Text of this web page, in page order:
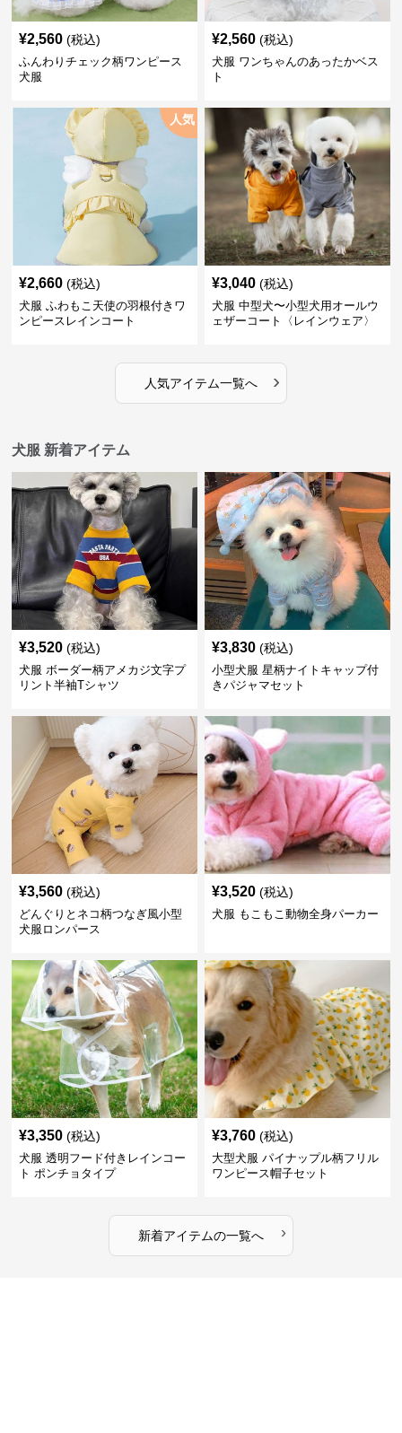
¥2,560 (税込)
ふんわりチェック柄ワンピース
犬服
¥2,560 (税込)
犬服 ワンちゃんのあったかベス
ト
人気
¥2,660 (税込)
犬服 ふわもこ天使の羽根付きワ
ンピースレインコート
¥3,040 (税込)
犬服 中型犬〜小型犬用オールウ
ェザーコート〈レインウェア〉
人気アイテム一覧へ ›
犬服 新着アイテム
¥3,520 (税込)
犬服 ボーダー柄アメカジ文字プ
リント半袖Tシャツ
¥3,830 (税込)
小型犬服 星柄ナイトキャップ付
きパジャマセット
¥3,560 (税込)
どんぐりとネコ柄つなぎ風小型
犬服ロンパース
¥3,520 (税込)
犬服 もこもこ動物全身パーカー
¥3,350 (税込)
犬服 透明フード付きレインコー
ト ポンチョタイプ
¥3,760 (税込)
大型犬服 パイナップル柄フリル
ワンピース帽子セット
新着アイテムの一覧へ ›